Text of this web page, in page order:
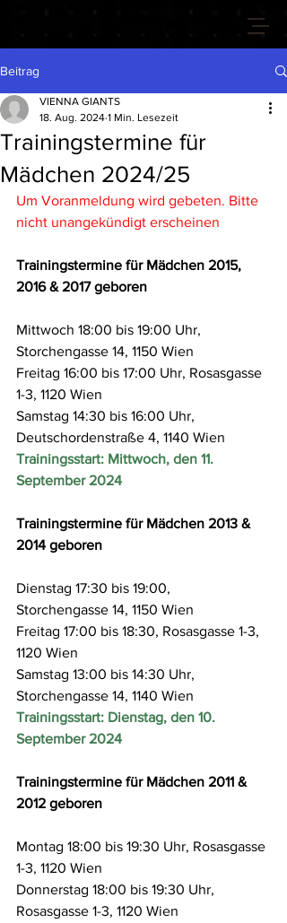
Beitrag
Trainingstermine für
Mädchen 2024/25
VIENNA GIANTS
18. Aug. 2024 1 Min. Lesezeit
Um Voranmeldung wird gebeten. Bitte
nicht unangekündigt erscheinen
Trainingstermine für Mädchen 2015,
2016 & 2017 geboren
Mittwoch 18:00 bis 19:00 Uhr,
Storchengasse 14, 1150 Wien
Freitag 16:00 bis 17:00 Uhr, Rosasgasse
1-3, 1120 Wien
Samstag 14:30 bis 16:00 Uhr,
Deutschordenstraße 4, 1140 Wien
Trainingsstart: Mittwoch, den 11.
September 2024
Trainingstermine für Mädchen 2013 &
2014 geboren
Dienstag 17:30 bis 19:00,
Storchengasse 14, 1150 Wien
Freitag 17:00 bis 18:30, Rosasgasse 1-3,
1120 Wien
Samstag 13:00 bis 14:30 Uhr,
Storchengasse 14, 1140 Wien
Trainingsstart: Dienstag, den 10.
September 2024
Trainingstermine für Mädchen 2011 &
2012 geboren
Montag 18:00 bis 19:30 Uhr, Rosasgasse
1-3, 1120 Wien
Donnerstag 18:00 bis 19:30 Uhr,
Rosasgasse 1-3, 1120 Wien